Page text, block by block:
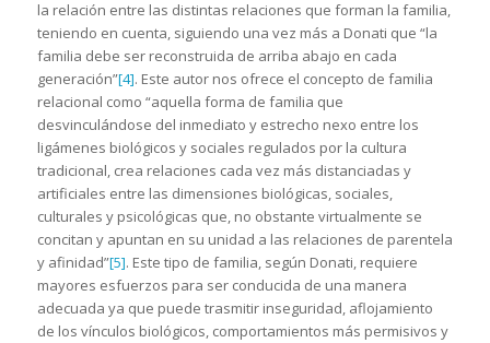
la relación entre las distintas relaciones que forman la familia,
teniendo en cuenta, siguiendo una vez más a Donati que “la
familia debe ser reconstruida de arriba abajo en cada
generación”[4]. Este autor nos ofrece el concepto de familia
relacional como “aquella forma de familia que
desvinculándose del inmediato y estrecho nexo entre los
ligámenes biológicos y sociales regulados por la cultura
tradicional, crea relaciones cada vez más distanciadas y
artificiales entre las dimensiones biológicas, sociales,
culturales y psicológicas que, no obstante virtualmente se
concitan y apuntan en su unidad a las relaciones de parentela
y afinidad”[5]. Este tipo de familia, según Donati, requiere
mayores esfuerzos para ser conducida de una manera
adecuada ya que puede trasmitir inseguridad, aflojamiento
de los vínculos biológicos, comportamientos más permisivos y